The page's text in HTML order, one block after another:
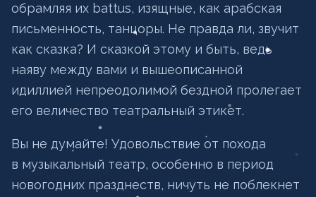
обрамляя их battus, изящные, как арабская
письменность, танцоры. Не правда ли, звучит
как сказка? И сказкой этому и быть, ведь
наяву между вами и вышеописанной
идиллией непреодолимой бездной пролегает
его величество театральный этикет.
Вы не думайте! Удовольствие от похода
в музыкальный театр, особенно в период
новогодних празднеств, ничуть не поблекнет